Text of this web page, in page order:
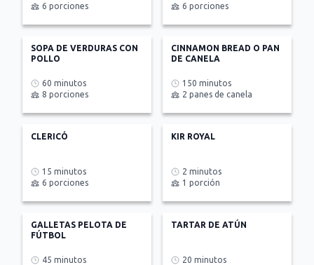
6 porciones
6 porciones
SOPA DE VERDURAS CON
POLLO
60 minutos
8 porciones
CINNAMON BREAD O PAN
DE CANELA
150 minutos
2 panes de canela
CLERICÓ
15 minutos
6 porciones
KIR ROYAL
2 minutos
1 porción
GALLETAS PELOTA DE
FÚTBOL
45 minutos
TARTAR DE ATÚN
20 minutos